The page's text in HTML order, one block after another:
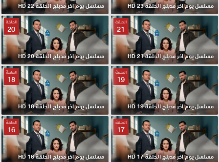
مسلسل يوم اخر مدبلج الحلقة 23 HD مسلسل يوم اخر مدبلج الحلقة 22 HD
الحلقة
21
مسلسل يوم اخر مدبلج الحلقة 21 HD
الحلقة
20
مسلسل يوم اخر مدبلج الحلقة 20 HD
الحلقة
19
مسلسل يوم اخر مدبلج الحلقة 19 HD
الحلقة
18
مسلسل يوم اخر مدبلج الحلقة 18 HD
الحلقة
17
مسلسل يوم اخر مدبلج الحلقة 17 HD
الحلقة
16
مسلسل يوم اخر مدبلج الحلقة 16 HD